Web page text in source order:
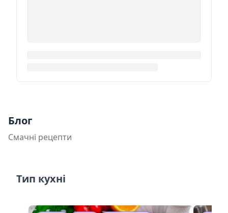
Блог
Смачні рецепти
Тип кухні